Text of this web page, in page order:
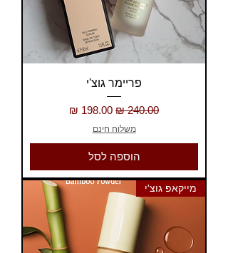
פריימר גוצ'י
מחיר רגיל מחיר מבצע
משלוח חינם
הוספה לסל
מייקאפ גוצ'י